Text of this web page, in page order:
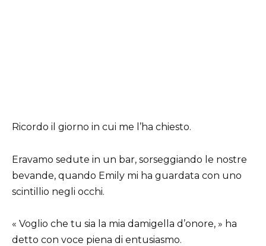
Ricordo il giorno in cui me l’ha chiesto.
Eravamo sedute in un bar, sorseggiando le nostre
bevande, quando Emily mi ha guardata con uno
scintillio negli occhi.
« Voglio che tu sia la mia damigella d’onore, » ha
detto con voce piena di entusiasmo.